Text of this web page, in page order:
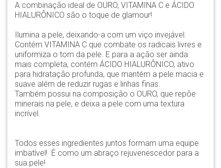
A combinação ideal de OURO, VITAMINA C e ÁCIDO
HIALURÔNICO são o toque de glamour!
Ilumina a pele, deixando-a com um viço invejável.
Contém VITAMINA C que combate os radicais livres e
uniformiza o tom da pele. E para a ação ser ainda
mais completa, contém ÁCIDO HIALURÔNICO, ativo
para hidratação profunda, que mantém a pele macia e
suave além de reduzir rugas e linhas finas.
Também possui na composição o OURO, que repõe
minerais na pele, e deixa a pele com uma textura
incrível.
Todos esses ingredientes juntos formam uma equipe
imbatível! É como um abraço rejuvenescedor para a
sua pele!